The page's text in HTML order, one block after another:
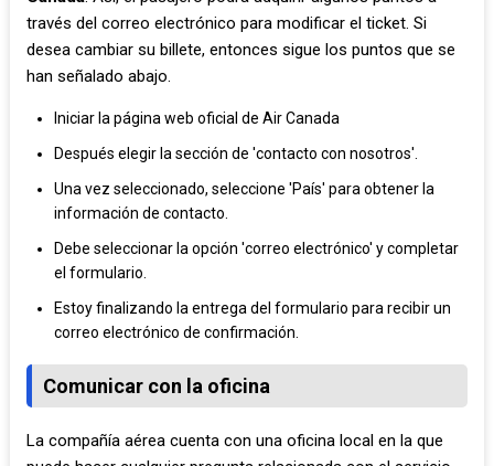
través del correo electrónico para modificar el ticket. Si
desea cambiar su billete, entonces sigue los puntos que se
han señalado abajo.
Iniciar la página web oficial de Air Canada
Después elegir la sección de 'contacto con nosotros'.
Una vez seleccionado, seleccione 'País' para obtener la
información de contacto.
Debe seleccionar la opción 'correo electrónico' y completar
el formulario.
Estoy finalizando la entrega del formulario para recibir un
correo electrónico de confirmación.
Comunicar con la oficina
La compañía aérea cuenta con una oficina local en la que